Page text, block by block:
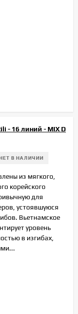
- 16 линий - MIX D
В НАЛИЧИИ
из мягкого,
корейского
для
устоявшуюся
Вьетнамское
уровень
в изгибах,